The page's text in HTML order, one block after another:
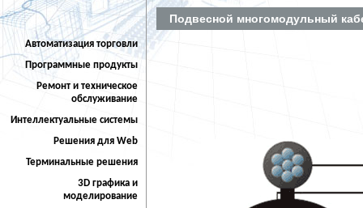
Автоматизация торговли
Программные продукты
Ремонт и техническое
обслуживание
Интеллектуальные системы
Решения для Web
Терминальные решения
3D графика и
моделирование
Подвесной многомодульный